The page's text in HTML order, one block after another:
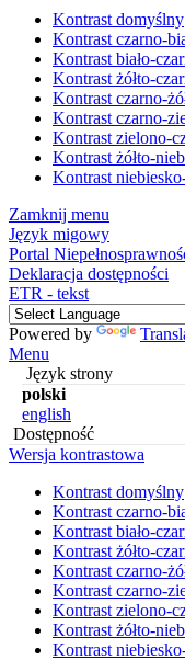
Kontrast domyślny
Kontrast czarno-
Kontrast biało-
Kontrast żółto-
Kontrast czarno-
Kontrast czarno-
Kontrast zielono-
Kontrast żółto-
Kontrast
Zamknij menu
Język migowy
Portal
Deklaracja dostępności
ETR - tekst
Powered by
Menu
Język strony
polski
english
Dostępność
Wersja kontrastowa
Kontrast domyślny
Kontrast czarno-
Kontrast biało-
Kontrast żółto-
Kontrast czarno-
Kontrast czarno-
Kontrast zielono-
Kontrast żółto-
Kontrast